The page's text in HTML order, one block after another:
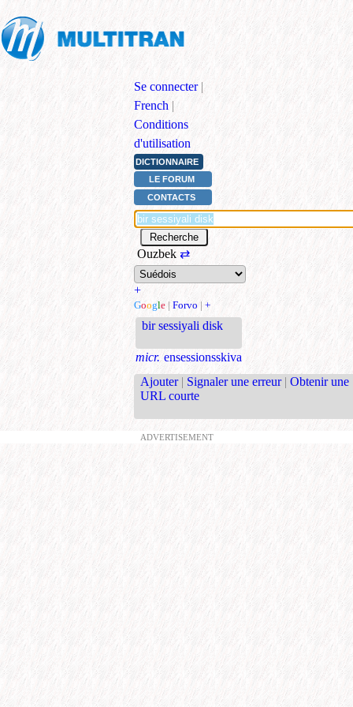
Se connecter |
French |
Conditions
d'utilisation
DICTIONNAIRE
LE FORUM
CONTACTS
Ouzbek ⇄
+
Google | Forvo | +
bir sessiyali disk
micr. ensessionsskiva
Ajouter | Signaler une erreur | Obtenir une
URL courte
ADVERTISEMENT